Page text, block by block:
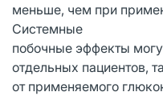
меньше, чем при
Системные
побочные эффекты
отдельных пациентов,
от применяемого